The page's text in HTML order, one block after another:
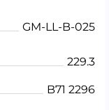
GM-LL-B-025
229.3
B71 2296